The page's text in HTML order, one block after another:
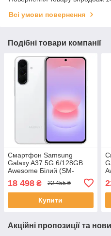
Всі умови повернення
Подібні товари компанії
Смартфон Samsung
Galaxy A37 5G 6/128GB
Awesome Білий (SM-
18 498 ₴ 22 455 ₴
Купити
Акційні пропозиції та